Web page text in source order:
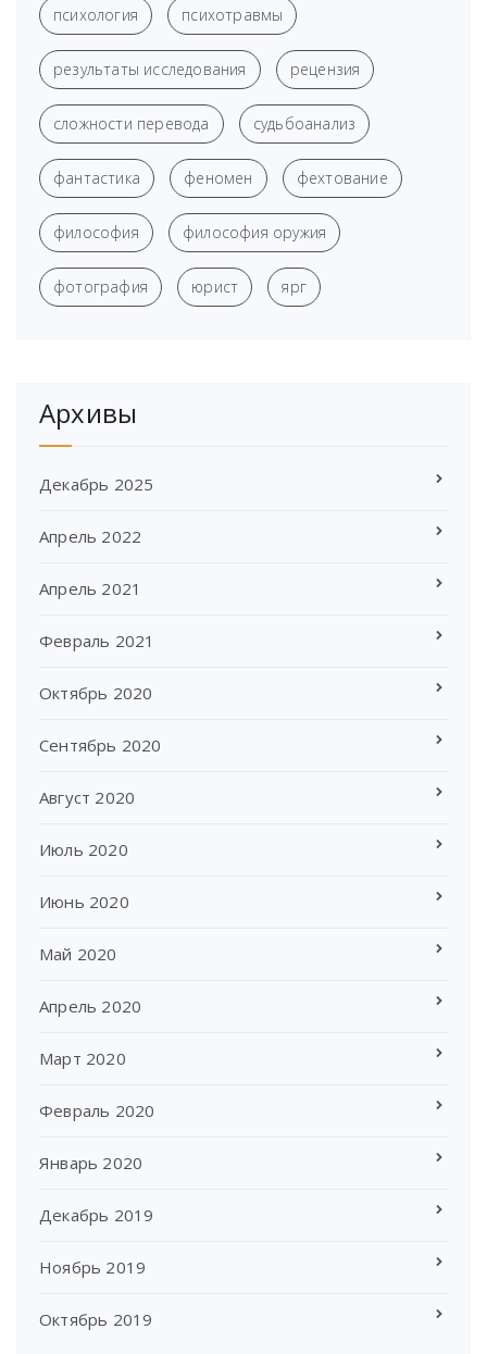
психология психотравмы
результаты исследования рецензия
сложности перевода судьбоанализ
фантастика феномен фехтование
философия философия оружия
фотография юрист ярг
Архивы
Декабрь 2025
Апрель 2022
Апрель 2021
Февраль 2021
Октябрь 2020
Сентябрь 2020
Август 2020
Июль 2020
Июнь 2020
Май 2020
Апрель 2020
Март 2020
Февраль 2020
Январь 2020
Декабрь 2019
Ноябрь 2019
Октябрь 2019